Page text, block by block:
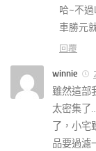
哈~不
車勝元
回覆
winnie
雖然這部
太密集了
了，小
品要過濾